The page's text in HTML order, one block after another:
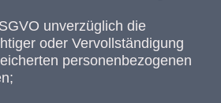
unverzüglich die
oder Vervollständigung
personenbezogenen